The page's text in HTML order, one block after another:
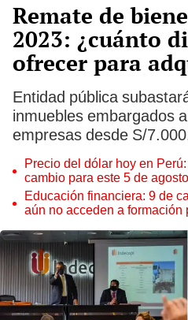
Remate de
2023: ¿cuánto
ofrecer para
Entidad pública
inmuebles embargados
empresas desde S/
Precio del dólar hoy en
cambio para este 5 de agosto
Educación financiera: 9 de
aún no acceden a formación